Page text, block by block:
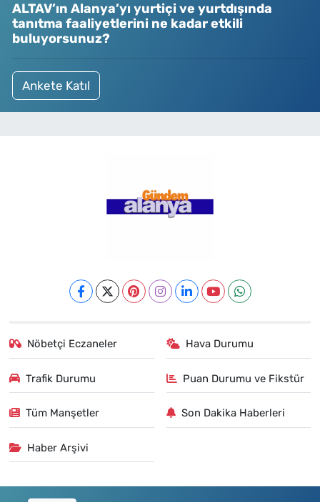
ALTAV’ın Alanya’yı yurtiçi ve yurtdışında
tanıtma faaliyetlerini ne kadar etkili
buluyorsunuz?
Ankete Katıl
Nöbetçi Eczaneler Hava Durumu
Trafik Durumu Puan Durumu ve Fikstür
Tüm Manşetler Son Dakika Haberleri
Haber Arşivi